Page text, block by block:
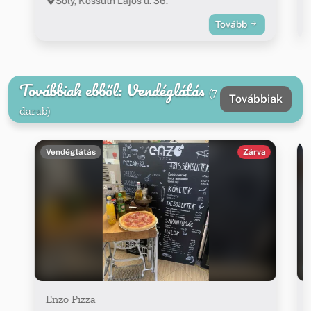
Tovább
Továbbiak ebből: Vendéglátás (7
darab)
Továbbiak
Vendéglátás Zárva
Enzo Pizza